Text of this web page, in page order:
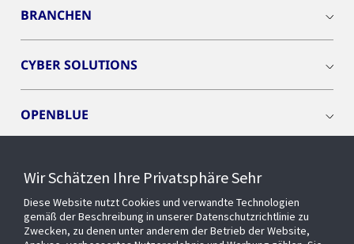
BRANCHEN
CYBER SOLUTIONS
OPENBLUE
EVENTS
Wir Schätzen Ihre Privatsphäre Sehr
Diese Website nutzt Cookies und verwandte Technologien
gemäß der Beschreibung in unserer Datenschutzrichtlinie zu
Zwecken, zu denen unter anderem der Betrieb der Website,